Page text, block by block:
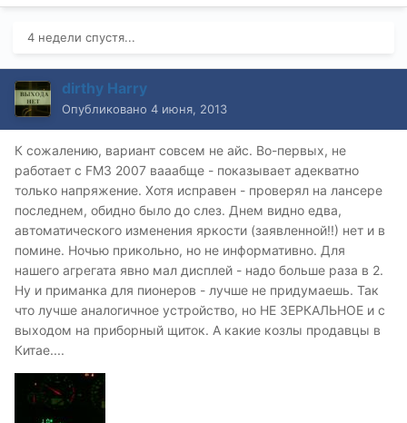
4 недели спустя...
dirthy Harry
Опубликовано 4 июня, 2013
К сожалению, вариант совсем не айс. Во-первых, не
работает с FM3 2007 вааабще - показывает адекватно
только напряжение. Хотя исправен - проверял на лансере
последнем, обидно было до слез. Днем видно едва,
автоматического изменения яркости (заявленной!!) нет и в
помине. Ночью прикольно, но не информативно. Для
нашего агрегата явно мал дисплей - надо больше раза в 2.
Ну и приманка для пионеров - лучше не придумаешь. Так
что лучше аналогичное устройство, но НЕ ЗЕРКАЛЬНОЕ и с
выходом на приборный щиток. А какие козлы продавцы в
Китае....